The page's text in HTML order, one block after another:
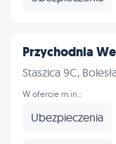
Przychodnia
Staszica 9C,
W ofercie m.in.:
Ubezpieczenia